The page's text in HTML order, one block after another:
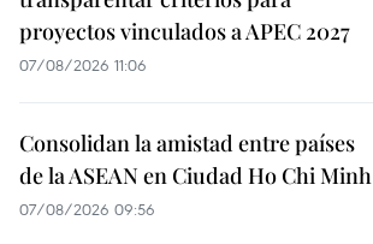
proyectos vinculados a APEC 2027
07/08/2026 11:06
Consolidan la amistad entre países
de la ASEAN en Ciudad Ho Chi Minh
07/08/2026 09:56